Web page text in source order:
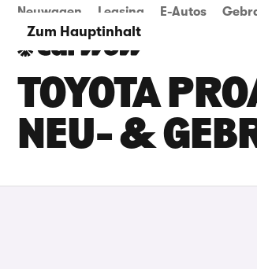
Zum Hauptinhalt
Neuwagen Leasing E-Autos
TOYOTA
EU- &